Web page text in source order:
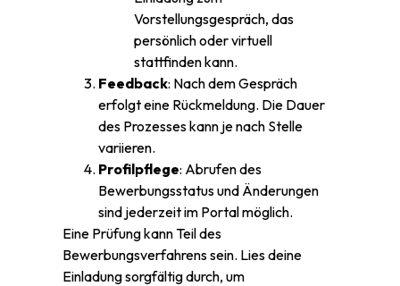
Vorstellungsgespräch, das
persönlich oder virtuell
stattfinden kann.
Feedback: Nach dem Gespräch
erfolgt eine Rückmeldung. Die Dauer
des Prozesses kann je nach Stelle
variieren.
Profilpflege: Abrufen des
Bewerbungsstatus und Änderungen
sind jederzeit im Portal möglich.
Eine Prüfung kann Teil des
Bewerbungsverfahrens sein. Lies deine
Einladung sorgfältig durch, um